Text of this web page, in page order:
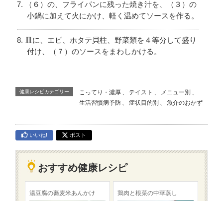
（６）の、フライパンに残った焼き汁を、（３）の
小鍋に加えて火にかけ、軽く温めてソースを作る。
皿に、エビ、ホタテ貝柱、野菜類を４等分して盛り
付け、（７）のソースをまわしかける。
健康レシピカテゴリー こってり・濃厚 、 テイスト 、 メニュー別 、
生活習慣病予防 、 症状目的別 、 魚介のおかず
いいね! ポスト
おすすめ健康レシピ
湯豆腐の蕎麦米あんかけ 鶏肉と根菜の中華蒸し